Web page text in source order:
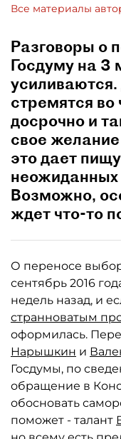
Все материалы
Разговоры о
Госдуму на 3
стремятся во
досрочно и
свое
это дает
Возможно,
ждет что-то
О переносе
сентябрь 2016
недель назад, и
странноватым
оформилась.
Нарышкин и
Госдумы, по
обращение в
обосновать
поможет - талант